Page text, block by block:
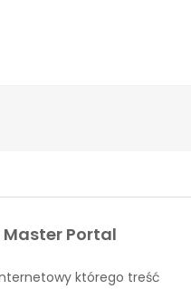
Master Portal
którego treść